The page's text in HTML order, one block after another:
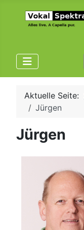
Aktuelle Seite:
Jürgen
Jürgen